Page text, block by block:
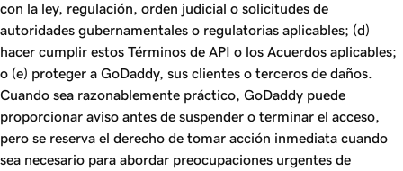
con la ley, regulación, orden judicial o solicitudes de
autoridades gubernamentales o regulatorias aplicables; (d)
hacer cumplir estos Términos de API o los Acuerdos aplicables;
o (e) proteger a GoDaddy, sus clientes o terceros de daños.
Cuando sea razonablemente práctico, GoDaddy puede
proporcionar aviso antes de suspender o terminar el acceso,
pero se reserva el derecho de tomar acción inmediata cuando
sea necesario para abordar preocupaciones urgentes de